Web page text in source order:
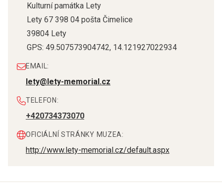
Kulturní památka Lety
Lety 67 398 04 pošta Čimelice
39804 Lety
GPS: 49.507573904742, 14.121927022934
EMAIL:
lety@lety-memorial.cz
TELEFON:
+420734373070
OFICIÁLNÍ STRÁNKY MUZEA:
http://www.lety-memorial.cz/default.aspx